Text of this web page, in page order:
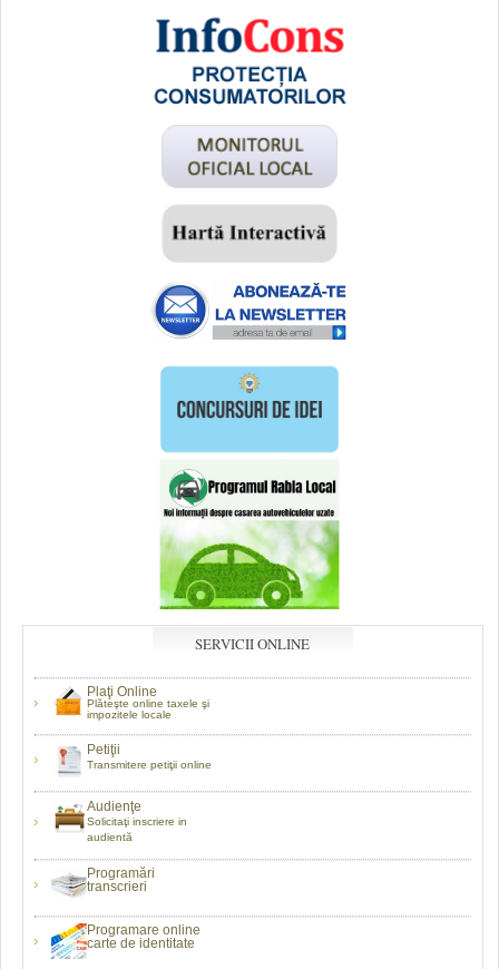
SERVICII ONLINE
Plaţi Online
Plăteşte online taxele şi
impozitele locale
Petiţii
Transmitere petiţii online
Audienţe
Solicitaţi inscriere in
audientă
Programări
transcrieri
Programare online
carte de identitate